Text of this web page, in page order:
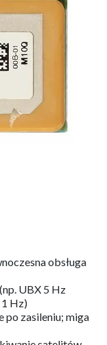
obsługa
UBX 5 Hz
Hz)
po zasileniu; miga